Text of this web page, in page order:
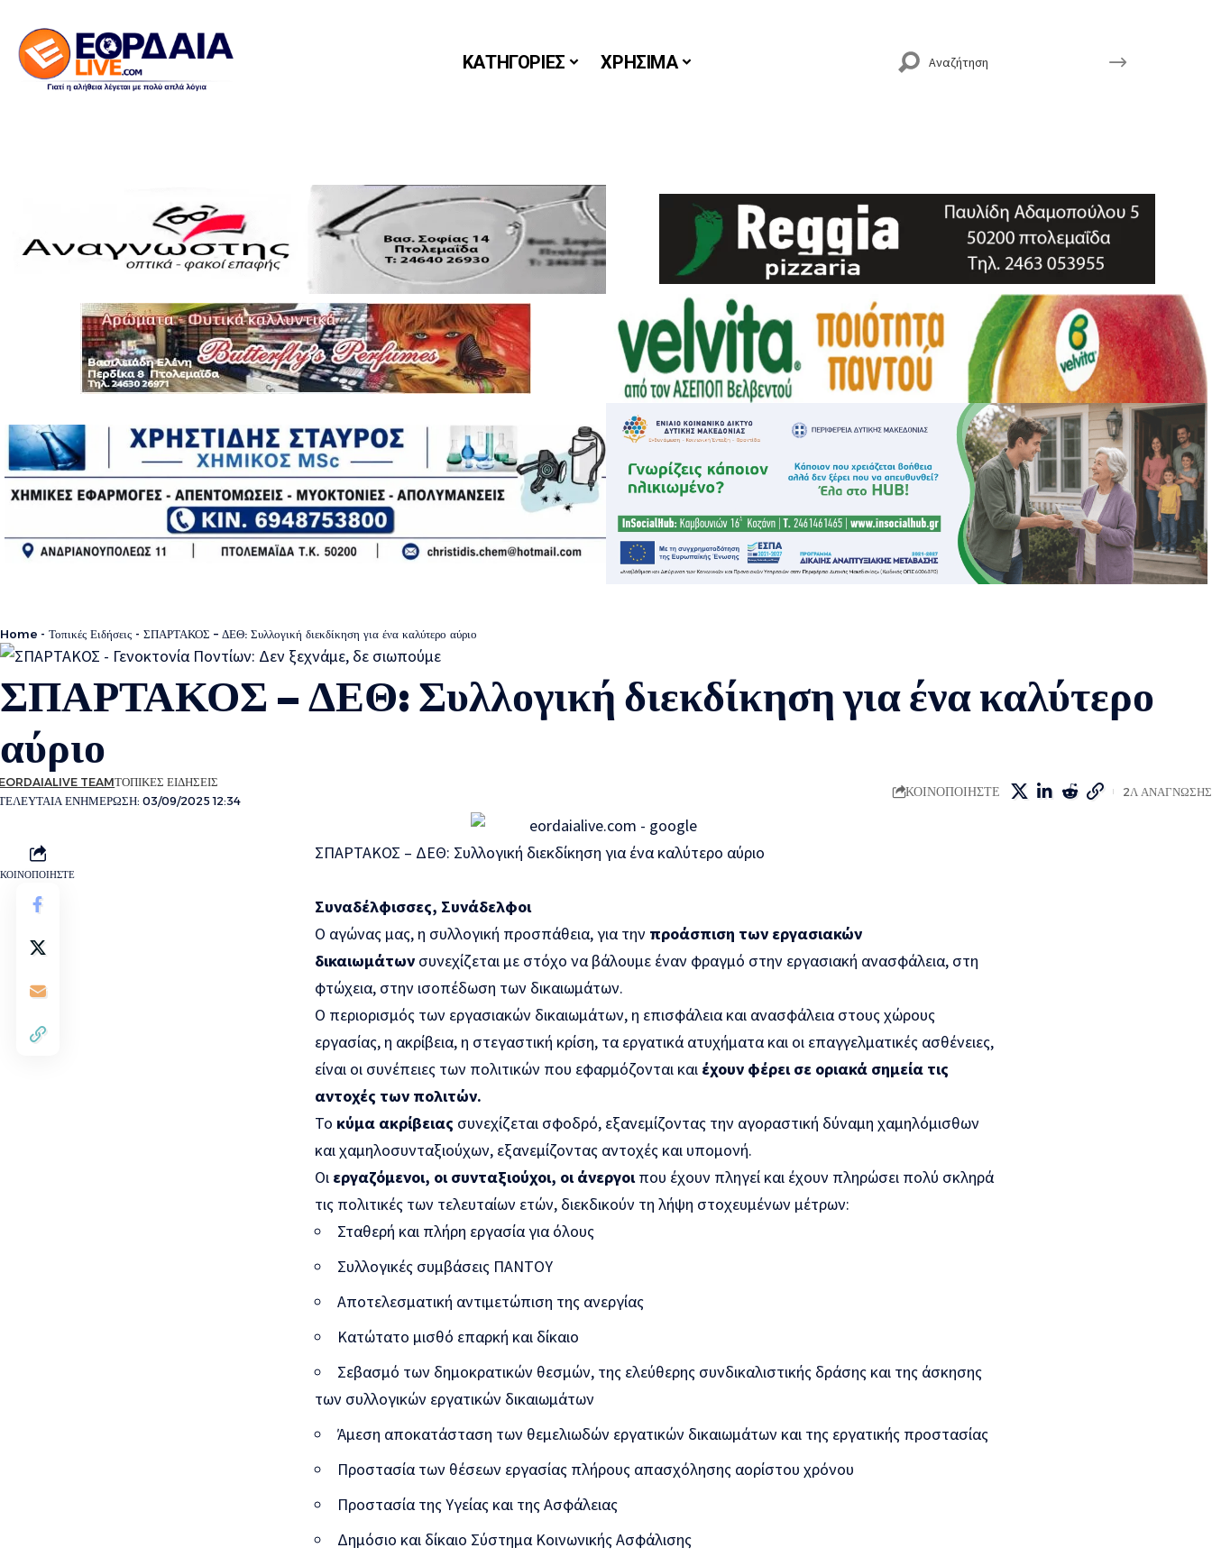
ΚΑΤΗΓΟΡΙΕΣ ΧΡΗΣΙΜΑ
Home - Τοπικές Ειδήσεις - ΣΠΑΡΤΑΚΟΣ – ΔΕΘ: Συλλογική διεκδίκηση για ένα καλύτερο αύριο
ΣΠΑΡΤΑΚΟΣ – ΔΕΘ: Συλλογική διεκδίκηση για ένα καλύτερο
αύριο
ΕΝΗΜΕΡΩΣΗ: 03/09/2025 12:34
TEAMΤΟΠΙΚΕΣ ΕΙΔΗΣΕΙΣ
ΚΟΙΝΟΠΟΙΗΣΤΕ 2Λ ΑΝΑΓΝΩΣΗΣ
ΚΟΙΝΟΠΟΙΗΣΤΕ
ΣΠΑΡΤΑΚΟΣ – ΔΕΘ: Συλλογική διεκδίκηση για ένα καλύτερο αύριο
Συναδέλφισσες, Συνάδελφοι
Ο αγώνας μας, η συλλογική προσπάθεια, για την προάσπιση των εργασιακών
δικαιωμάτωνσυνεχίζεται με στόχο να βάλουμε έναν φραγμό στην εργασιακή ανασφάλεια, στη
φτώχεια, στην ισοπέδωση των δικαιωμάτων.
Ο περιορισμός των εργασιακών δικαιωμάτων, η επισφάλεια και ανασφάλεια στους χώρους
εργασίας, η ακρίβεια, η στεγαστική κρίση, τα εργατικά ατυχήματα και οι επαγγελματικές ασθένειες,
είναι οι συνέπειες των πολιτικών που εφαρμόζονται και έχουν φέρει σε οριακά σημεία τις
αντοχές των πολιτών.
Το κύμα ακρίβειας συνεχίζεται σφοδρό, εξανεμίζοντας την αγοραστική δύναμη χαμηλόμισθων
και χαμηλοσυνταξιούχων, εξανεμίζοντας αντοχές και υπομονή.
Οι εργαζόμενοι, οι συνταξιούχοι, οι άνεργοιπου έχουν πληγεί και έχουν πληρώσει πολύ σκληρά
τις πολιτικές των τελευταίων ετών, διεκδικούν τη λήψη στοχευμένων μέτρων:
Σταθερή και πλήρη εργασία για όλους
Συλλογικές συμβάσεις ΠΑΝΤΟΥ
Αποτελεσματική αντιμετώπιση της ανεργίας
Κατώτατο μισθό επαρκή και δίκαιο
Σεβασμό των δημοκρατικών θεσμών, της ελεύθερης συνδικαλιστικής δράσης και της άσκησης
των συλλογικών εργατικών δικαιωμάτων
Άμεση αποκατάσταση των θεμελιωδών εργατικών δικαιωμάτων και της εργατικής προστασίας
Προστασία των θέσεων εργασίας πλήρους απασχόλησης αορίστου χρόνου
Προστασία της Υγείας και της Ασφάλειας
Δημόσιο και δίκαιο Σύστημα Κοινωνικής Ασφάλισης